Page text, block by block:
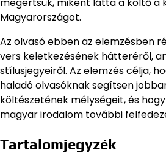
Magyarországot.
Az olvasó ebben az elemzésben
vers keletkezésének hátteréről,
stílusjegyeiről. Az elemzés célja,
haladó olvasóknak segítsen
költészetének mélységeit, és
magyar irodalom további
Tartalomjegyzék